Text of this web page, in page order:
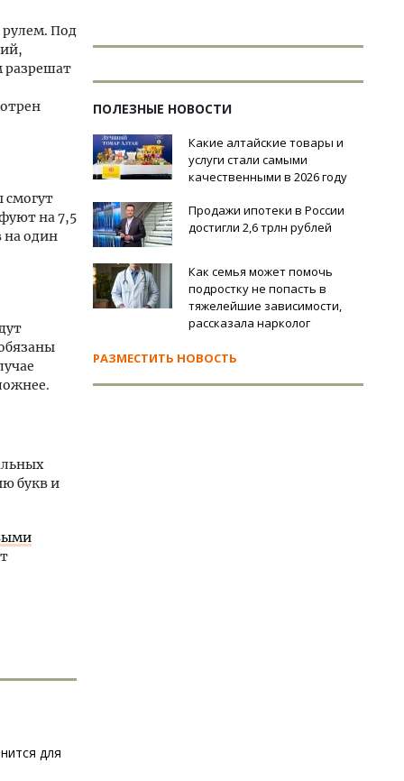
рулем. Под
разрешат
смогут
на 7,5
на один
букв и
для
ПОЛЕЗНЫЕ НОВОСТИ
Какие алтайские товары и
услуги стали самыми
качественными в 2026 году
Продажи ипотеки в России
достигли 2,6 трлн рублей
Как семья может помочь
подростку не попасть в
тяжелейшие зависимости,
рассказала нарколог
РАЗМЕСТИТЬ НОВОСТЬ